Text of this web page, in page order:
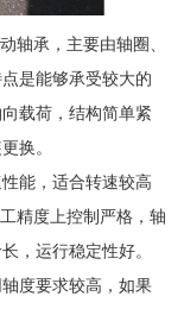
轴承，主要由轴圈、
是能够承受较大的
载荷，结构简单紧
换。
能，适合转速较高
精度上控制严格，轴
，运行稳定性好。
度要求较高，如果